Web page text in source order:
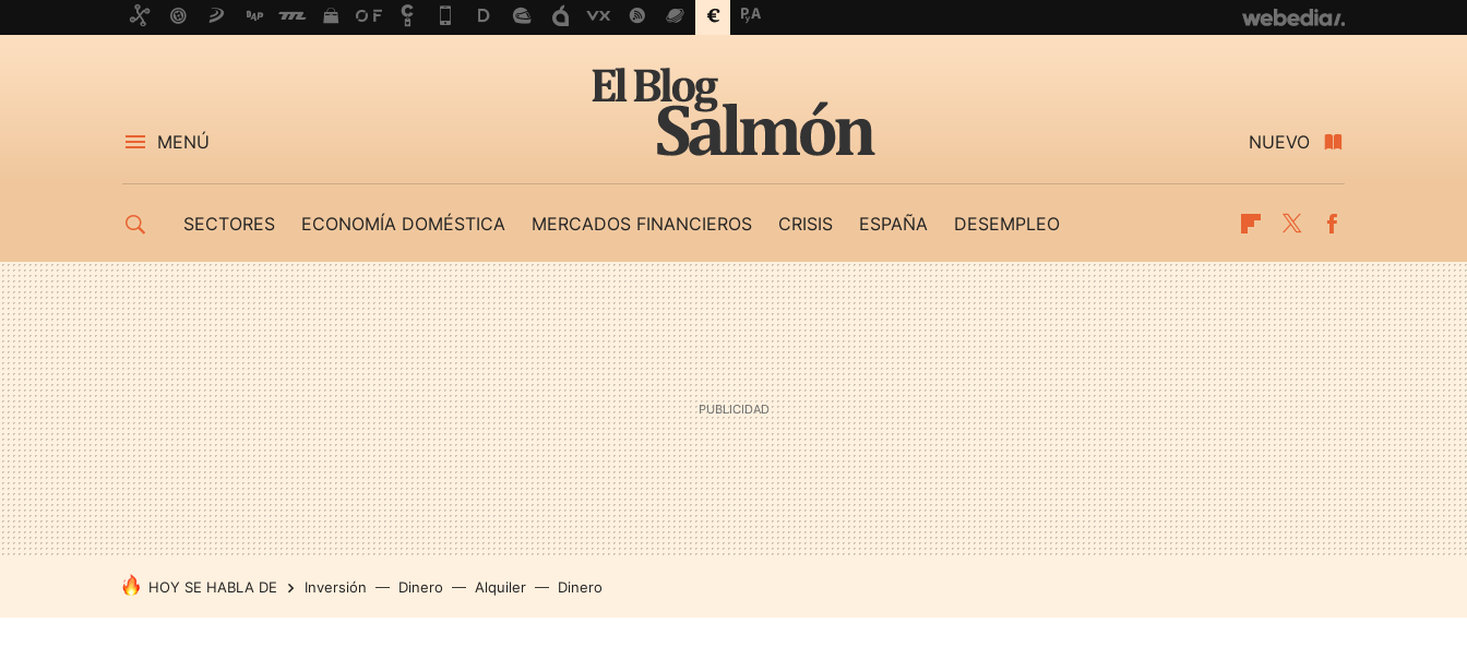
MENÚ NUEVO
SECTORES ECONOMÍA DOMÉSTICA MERCADOS FINANCIEROS CRISIS ESPAÑA DESEMPLEO Flipboard
Twitter
HOY SE HABLA DE Inversión Dinero Alquiler Dinero